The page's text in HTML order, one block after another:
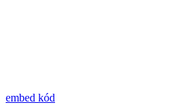
embed kód